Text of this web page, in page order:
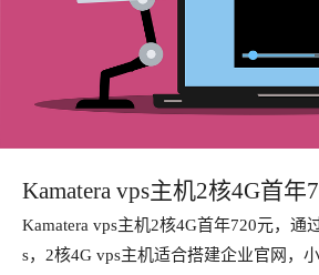
Kamatera vps主机2核4G首年
塔安装wordpress
Kamatera vps主机2核4G首年720元，通
s，2核4G vps主机适合搭建企业官网，